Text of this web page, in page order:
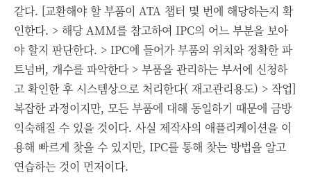
같다. [교환해야 할 부품이 ATA 챕터 몇 번에 해당하는지 확
인한다. > 해당 AMM를 참고하여 IPC의 어느 부분을 보아
야 할지 판단한다. > IPC에 들어가 부품의 위치와 정확한 파
트넘버, 개수를 파악한다 > 부품을 관리하는 부서에 신청하
고 확인한 후 시스템상으로 처리한다( 재고관리용도) > 작업]
복잡한 과정이지만, 모든 부품에 대해 동일하기 때문에 금방
익숙해질 수 있을 것이다. 사실 제작사의 애플리케이션을 이
용해 빠르게 찾을 수 있지만, IPC를 통해 찾는 방법을 알고
연습하는 것이 먼저이다.